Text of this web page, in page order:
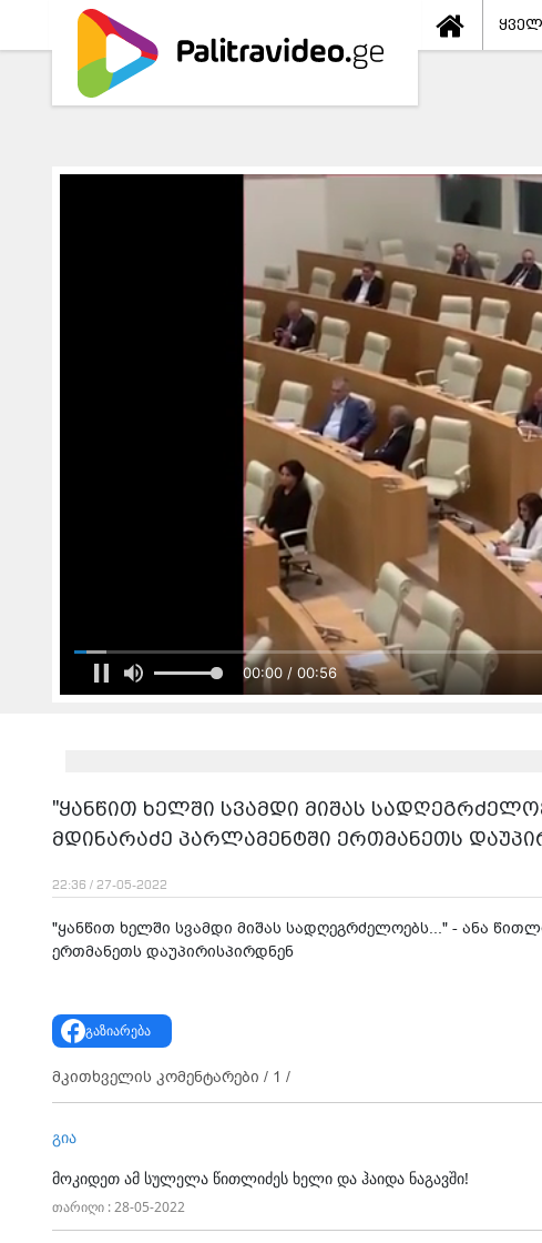
00:02 / 00:56
"ყანწით ხელში სვამდი მიშას
მდინარაძე პარლამენტში ერთმანეთს
22:36 / 27-05-2022
"ყანწით ხელში სვამდი მიშას სადღეგრძელოებს..." - ანა
ერთმანეთს დაუპირისპირდნენ
გაზიარება
მკითხველის კომენტარები / 1 /
გია
მოკიდეთ ამ სულელა წითლიძეს ხელი და ჰაიდა ნაგავში!
თარიღი : 28-05-2022